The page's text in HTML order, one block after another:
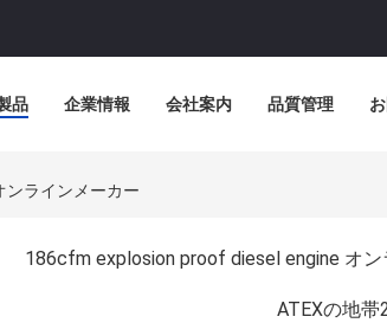
品 企業情報 会社案内 品質管理
ラインメーカー
186cfm explosion proof diesel engine オン
ATEXの地